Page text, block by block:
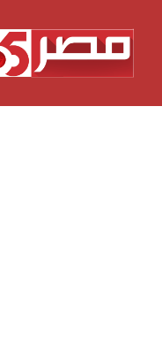
المحتوى